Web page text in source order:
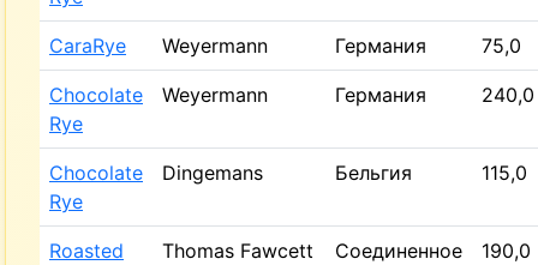
CaraRye Weyermann Германия 75,0
Chocolate
Rye
Weyermann Германия 240,0
Chocolate
Rye
Dingemans Бельгия 115,0
Roasted
Thomas Fawcett
Соединенное
190,0